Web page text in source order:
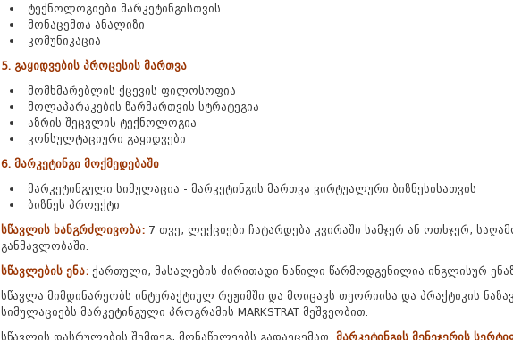
ტექნოლოგიები მარკეტინგისთვის
მონაცემთა ანალიზი
კომუნიკაცია
5. გაყიდვების პროცესის მართვა
მომხმარებლის ქცევის ფილოსოფია
მოლაპარაკების წარმართვის სტრატეგია
აზრის შეცვლის ტექნოლოგია
კონსულტაციური გაყიდვები
6. მარკეტინგი მოქმედებაში
მარკეტინგული სიმულაცია - მარკეტინგის მართვა ვირტუალური ბიზნესისათვის
ბიზნეს პროექტი
სწავლის ხანგრძლივობა: 7 თვე, ლექციები ჩატარდება კვირაში სამჯერ ან ოთხჯერ,
განმავლობაში.
სწავლების ენა: ქართული, მასალების ძირითადი ნაწილი წარმოდგენილია ინგლისურ
სწავლა მიმდინარეობს ინტერაქტიულ რეჟიმში და მოიცავს თეორიისა და პრაქტიკის
სიმულაციებს მარკეტინგული პროგრამის MARKSTRAT მეშვეობით.
სწავლის დასრულების შემდეგ, მონაწილეებს გადაეცემათ
მარკეტინგის მენეჯერის